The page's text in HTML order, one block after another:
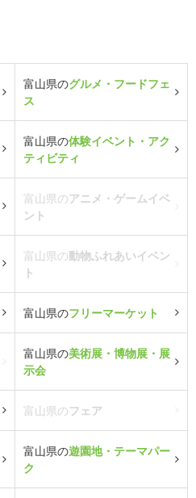
富山県のグルメ・フードフェ
ス
富山県の体験イベント・アク
ティビティ
富山県のアニメ・ゲームイベ
ント
富山県の動物ふれあいイベン
ト
富山県のフリーマーケット
富山県の美術展・博物展・展
示会
富山県のフェア
富山県の遊園地・テーマパー
ク